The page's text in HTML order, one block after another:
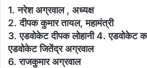
1. नरेश अग्रवाल , अध्यक्ष
2. दीपक कुमार तायल, महामंत्री
3. एडवोकेट दीपक लोहानी 4. एडवोकेट
एडवोकेट जितेंद्र अग्रवाल
6. राजकुमार अग्रवाल